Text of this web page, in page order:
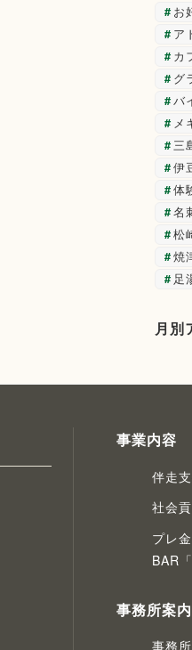
お
ア
カ
グ
バ
メ
三
伊
体
名
松
焼
足
月別
事業内容
伴走
社会
プレ
BAR
事務所案内
事務